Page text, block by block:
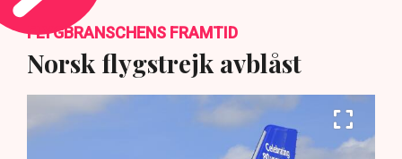
FLYGBRANSCHENS FRAMTID
Norsk flygstrejk avblåst